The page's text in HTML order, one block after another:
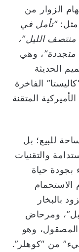
الزوار من
مثل:“تأمل في
منتصف الليل”،
متجددة”، وهي
الحديثة
الفاخرة
المتقنة
للبيع؛ بل
والتقنيات
بجودة حياة
الاستحمام
بالبخار
ومرحاض
المصقول، وهو
من “كوهلر”.